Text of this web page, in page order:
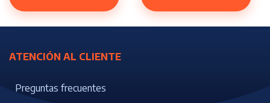
ATENCIÓN AL CLIENTE
Preguntas frecuentes